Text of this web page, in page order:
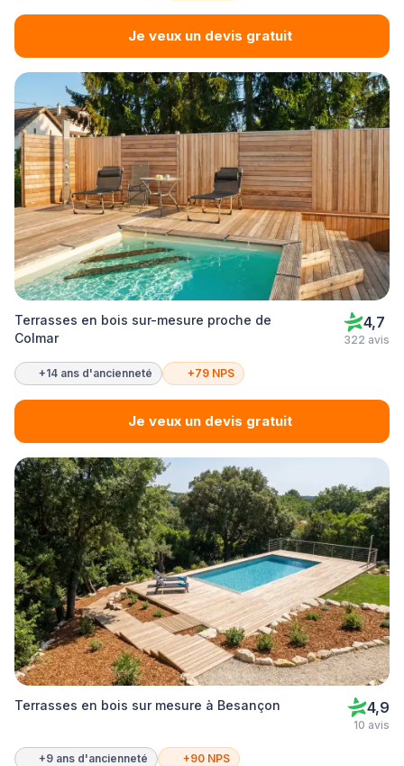
Je veux un devis gratuit
Terrasses en bois sur-mesure proche de
Colmar
4,7
322 avis
+14 ans d'ancienneté +79 NPS
Je veux un devis gratuit
Terrasses en bois sur mesure à Besançon 4,9
10 avis
+9 ans d'ancienneté +90 NPS